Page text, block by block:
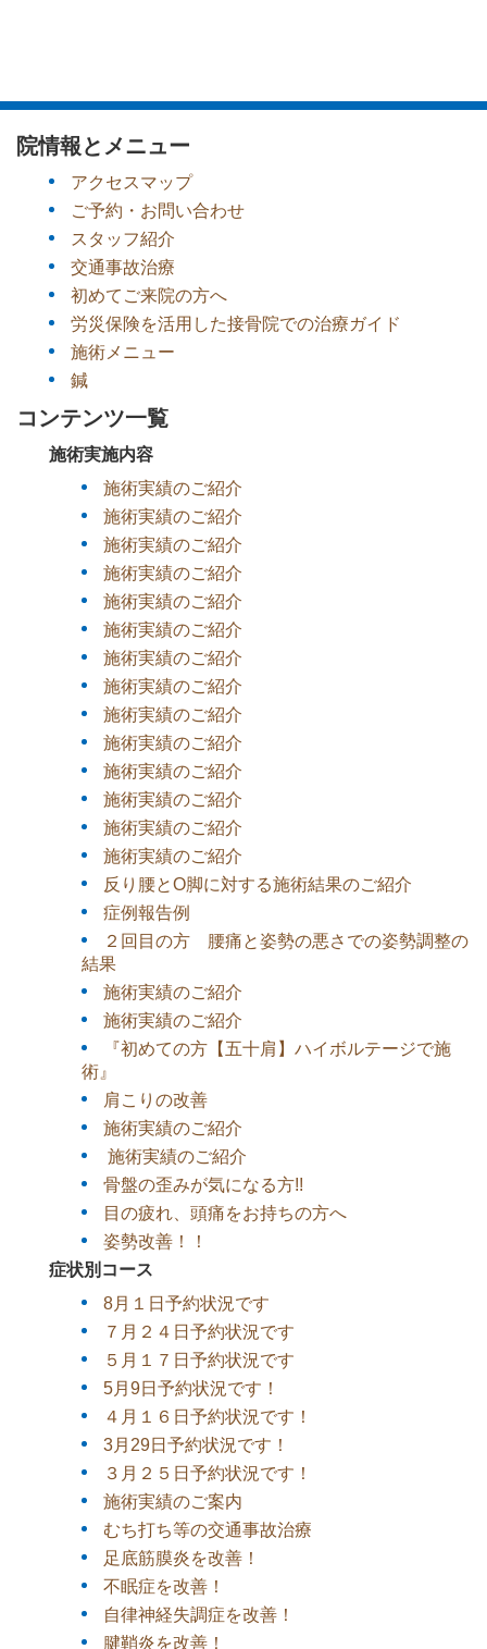
院情報とメニュー
アクセスマップ
ご予約・お問い合わせ
スタッフ紹介
交通事故治療
初めてご来院の方へ
労災保険を活用した接骨院での治療ガイド
施術メニュー
鍼
コンテンツ一覧
施術実施内容
施術実績のご紹介
施術実績のご紹介
施術実績のご紹介
施術実績のご紹介
施術実績のご紹介
施術実績のご紹介
施術実績のご紹介
施術実績のご紹介
施術実績のご紹介
施術実績のご紹介
施術実績のご紹介
施術実績のご紹介
施術実績のご紹介
施術実績のご紹介
反り腰とO脚に対する施術結果のご紹介
症例報告例
２回目の方 腰痛と姿勢の悪さでの姿勢調整の
結果
施術実績のご紹介
施術実績のご紹介
『初めての方【五十肩】ハイボルテージで施
術』
肩こりの改善
施術実績のご紹介
施術実績のご紹介
骨盤の歪みが気になる方!!
目の疲れ、頭痛をお持ちの方へ
姿勢改善！！
症状別コース
8月１日予約状況です
７月２４日予約状況です
５月１７日予約状況です
5月9日予約状況です！
４月１６日予約状況です！
3月29日予約状況です！
３月２５日予約状況です！
施術実績のご案内
むち打ち等の交通事故治療
足底筋膜炎を改善！
不眠症を改善！
自律神経失調症を改善！
腱鞘炎を改善！